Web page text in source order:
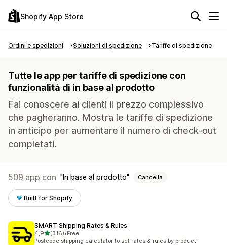
Shopify App Store
Ordini e spedizioni Soluzioni di spedizione Tariffe di spedizione
Tutte le app per tariffe di spedizione con
funzionalità di in base al prodotto
Fai conoscere ai clienti il prezzo complessivo
che pagheranno. Mostra le tariffe di spedizione
in anticipo per aumentare il numero di check-out
completati.
509 app con In base al prodotto Cancella
Built for Shopify
SMART Shipping Rates & Rules
4,9stelle su 5
(316)
316 recensioni totali
•Free
Postcode shipping calculator to set rates & rules by product